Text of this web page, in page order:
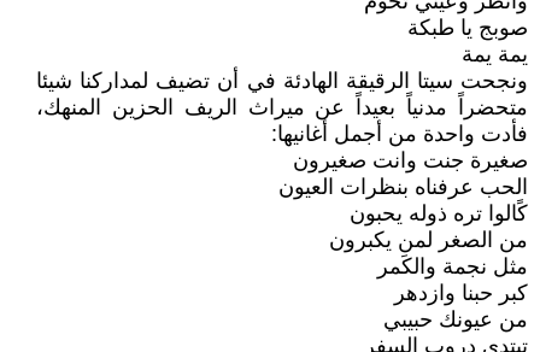
صوبج يا طبكة
يمة يمة
ونجحت سيتا الرقيقة الهادئة في أن تضيف لمداركنا شيئا
متحضراً مدنياً بعيداً عن ميراث الريف الحزين المنهك،
فأدت واحدة من أجمل أغانيها:
صغيرة جنت وانت صغيرون
الحب عرفناه بنظرات العيون
كًالوا تره ذوله يحبون
من الصغر لمن يكبرون
مثل نجمة والكَمر
كبر حبنا وازدهر
من عيونك حبيبي
تبتدي دروب السفر